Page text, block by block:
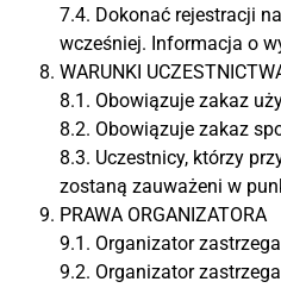
7.4. Dokonać rejestracji
wcześniej. Informacja o
WARUNKI
8.1. Obowiązuje zakaz
8.2. Obowiązuje zakaz
8.3. Uczestnicy, którzy
zostaną zauważeni w
PRAWA ORGANIZATORA
9.1. Organizator
9.2. Organizator